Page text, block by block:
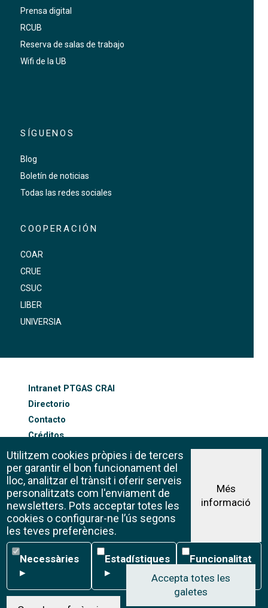
Prensa digital
RCUB
Reserva de salas de trabajo
Wifi de la UB
SÍGUENOS
Blog
Boletín de noticias
Todas las redes sociales
COOPERACIÓN
COAR
CRUE
CSUC
LIBER
UNIVERSIA
Intranet PTGAS CRAI
Directorio
Contacto
Créditos
Mapa web
Política de cookies
Aviso legal
©CRAI Universitat de Barcelona
Creative Commons 4.0
Utilitzem cookies pròpies i de tercers
per garantir el bon funcionament del
lloc, analitzar el trànsit i oferir serveis
personalitzats com l'enviament de
newsletters. Pots acceptar totes les
cookies o configurar-ne l’ús segons
les teves preferències.
Més
informació
Necessàries
Necessàries
▸
Estadístiques
Estadístiques
▸
Funcionalitat
Funcionalitat
▸
Accepta totes les
galetes